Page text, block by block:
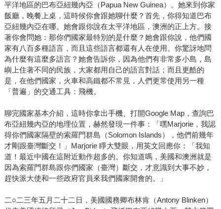
平洋地區的巴布亞紐幾內亞（Papua New Guinea）。她來到你家
飯廳，晚餐上桌，這時候你會跟她聊什麼？首先，你得知道巴布
亞紐幾內亞在哪。她會跟你說在太平洋地區，澳洲的正上方。接
著你會問她：那你們國家最特別的是什麼？她會跟你說，他們國
家有八百多種語言，而且這些語言都還有人在使用。你驚訝地問
為什麼有這麼多語言？她會告訴你，因為他們有非常多小島，島
嶼上住著不同的民族，大家都用自己的語言對話；而且更酷的
是，在他們國家，火車和高鐵都不常見，人們更常使用另一種
「普遍」的交通工具：飛機。
聊完國家基本介紹，這時你拿出手機、打開Google Map，查詢巴
布亞紐幾內亞的地理位置，赫然發現一件事：「嘿Marjorie，我認
得你們國家隔壁的索羅門群島（Solomon Islands），他們前幾年
才剛跟臺灣斷交！」Marjorie 睜大雙眼，用英文回應你：「我知
道！最近中國在這附近動作超多的。你知道嗎，美國和澳洲就是
因為索羅門群島跟你們國家（臺灣）斷交，才意識到大事不妙，
趕快派大使和一些政府官員來我們國家開會的。」
二○二三年五月二十二日，美國國務卿布林肯（Antony Blinken）